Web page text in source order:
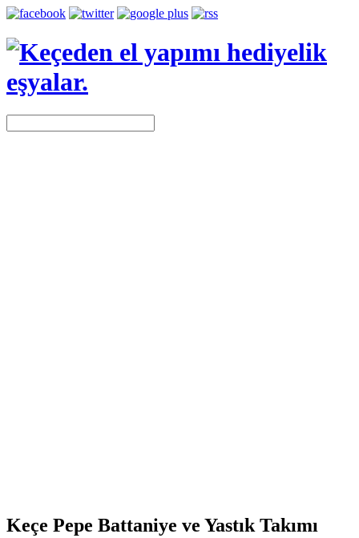
Keçe Pepe Battaniye ve Yastık Takımı